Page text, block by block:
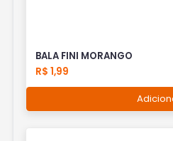
BALA FINI MORANGO
R$ 1,99